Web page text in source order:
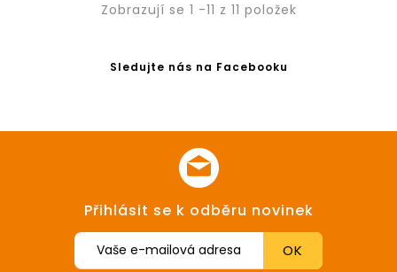
Zobrazují se 1 -11 z 11 položek
Sledujte nás na Facebooku
Přihlásit se k odběru novinek